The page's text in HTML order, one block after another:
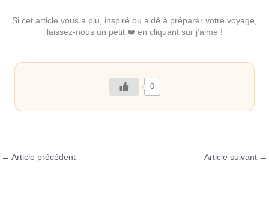
Si cet article vous a plu, inspiré ou aidé à préparer votre voyage,
laissez-nous un petit ❤️ en cliquant sur j’aime !
0
← Article précédent Article suivant →